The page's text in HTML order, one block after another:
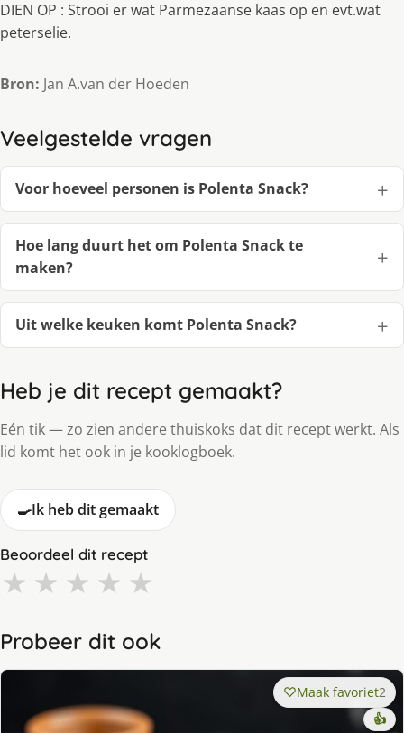
DIEN OP : Strooi er wat Parmezaanse kaas op en evt.wat
peterselie.
Bron: Jan A.van der Hoeden
Veelgestelde vragen
Voor hoeveel personen is Polenta Snack?
Hoe lang duurt het om Polenta Snack te
maken?
Uit welke keuken komt Polenta Snack?
Heb je dit recept gemaakt?
Eén tik — zo zien andere thuiskoks dat dit recept werkt. Als
lid komt het ook in je kooklogboek.
🍳Ik heb dit gemaakt
Beoordeel dit recept
★ ★ ★ ★ ★
Probeer dit ook
Maak favoriet2
👍